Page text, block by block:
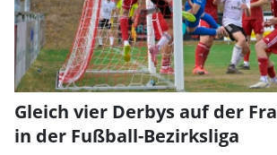
Gleich vier Derbys auf der
in der Fußball-Bezirksliga